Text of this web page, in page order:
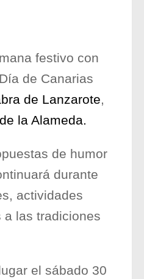
festivo con
de Canarias
de Lanzarote,
la Alameda.
de humor
durante
actividades
las tradiciones
el sábado 30